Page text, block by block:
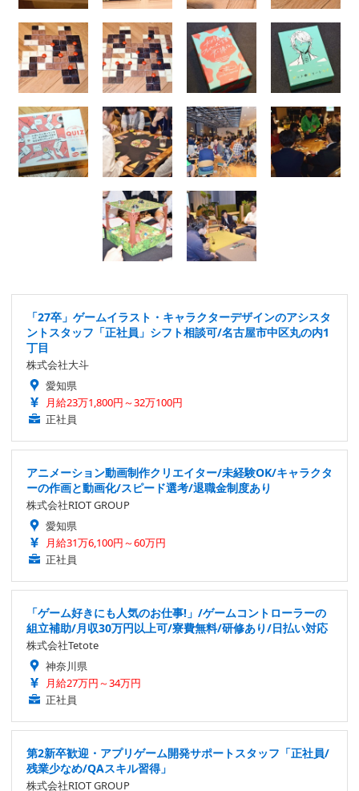
「27卒」ゲームイラスト・キャラクターデザインのアシスタ
ントスタッフ「正社員」シフト相談可/名古屋市中区丸の内1
丁目
株式会社大斗
愛知県
月給23万1,800円～32万100円
正社員
アニメーション動画制作クリエイター/未経験OK/キャラクタ
ーの作画と動画化/スピード選考/退職金制度あり
株式会社RIOT GROUP
愛知県
月給31万6,100円～60万円
正社員
「ゲーム好きにも人気のお仕事!」/ゲームコントローラーの
組立補助/月収30万円以上可/寮費無料/研修あり/日払い対応
株式会社Tetote
神奈川県
月給27万円～34万円
正社員
第2新卒歓迎・アプリゲーム開発サポートスタッフ「正社員/
残業少なめ/QAスキル習得」
株式会社RIOT GROUP